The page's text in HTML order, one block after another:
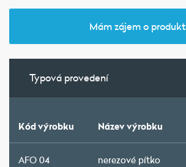
Mám zájem o produkt
Typová provedení
Kód výrobku Název výrobku
AFO 04
nerezové pítko